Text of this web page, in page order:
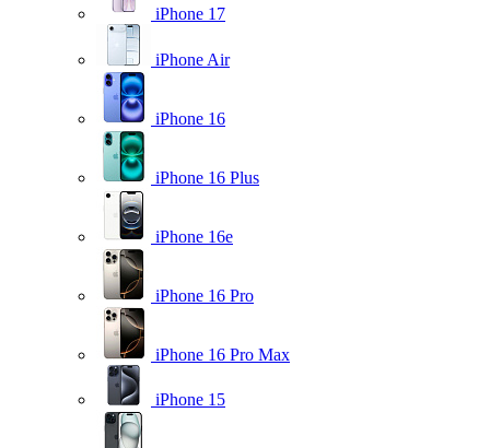
iPhone 17
iPhone Air
iPhone 16
iPhone 16 Plus
iPhone 16e
iPhone 16 Pro
iPhone 16 Pro Max
iPhone 15